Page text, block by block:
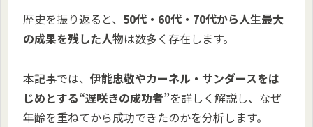
歴史を振り返ると、 50代・60代・70代から人生最大
の成果を残した人物は数多く存在します。
本記事では、 伊能忠敬やカーネル・サンダースをは
じめとする“遅咲きの成功者”を詳しく解説し、なぜ
年齢を重ねてから成功できたのかを分析します。